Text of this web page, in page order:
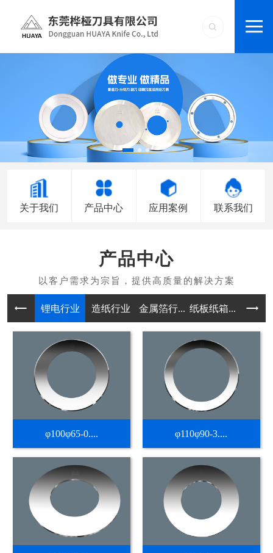
关于我们 产品中心 应用案例 联系我们
产品中心
锂电行业 造纸行业 金属箔行... 纸板纸箱... 不干
φ100φ65-0.... φ110φ90-3....